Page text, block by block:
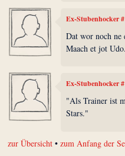
Ex-Stubenhocker
Dat wor noch ne
Maach et jot
Ex-Stubenhocker
"Als Trainer ist
Stars."
zur Übersicht •zum Anfang der